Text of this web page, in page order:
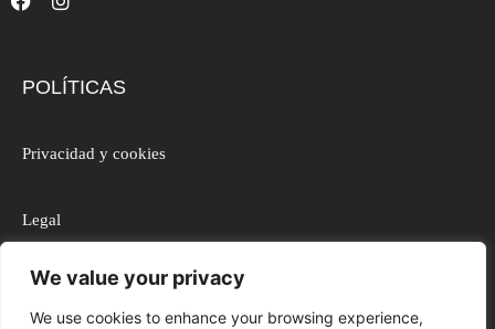
We value your privacy
We use cookies to enhance your browsing experience,
POLÍTICAS
Privacidad y cookies
Legal
Accesibilidad